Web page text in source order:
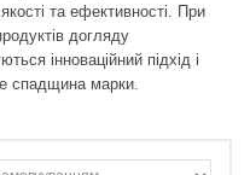
та ефективності. При
догляду
інноваційний підхід і
спадщина марки.